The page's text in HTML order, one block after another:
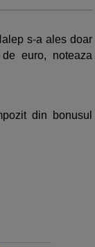
s-a ales doar
euro, noteaza
din bonusul